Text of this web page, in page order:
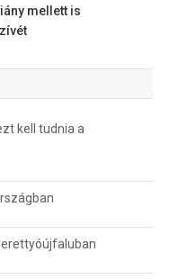
mellett is
kell tudnia a